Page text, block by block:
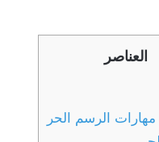
العناصر
الرسم الحر